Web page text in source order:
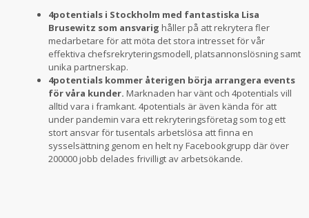
4potentials i Stockholm med fantastiska Lisa
Brusewitz som ansvarig håller på att rekrytera fler
medarbetare för att möta det stora intresset för vår
effektiva chefsrekryteringsmodell, platsannonslösning samt
unika partnerskap.
4potentials kommer återigen börja arrangera events
för våra kunder. Marknaden har vänt och 4potentials vill
alltid vara i framkant. 4potentials är även kända för att
under pandemin vara ett rekryteringsföretag som tog ett
stort ansvar för tusentals arbetslösa att finna en
sysselsättning genom en helt ny Facebookgrupp där över
200000 jobb delades frivilligt av arbetsökande.